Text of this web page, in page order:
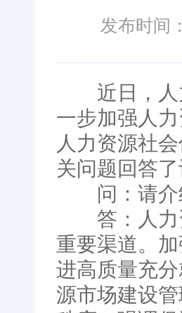
发布时间
近日，人力
一步加强人
人力资源社
关问题回答了
问：请介
答：人力资
重要渠道。
进高质量充
源市场建设